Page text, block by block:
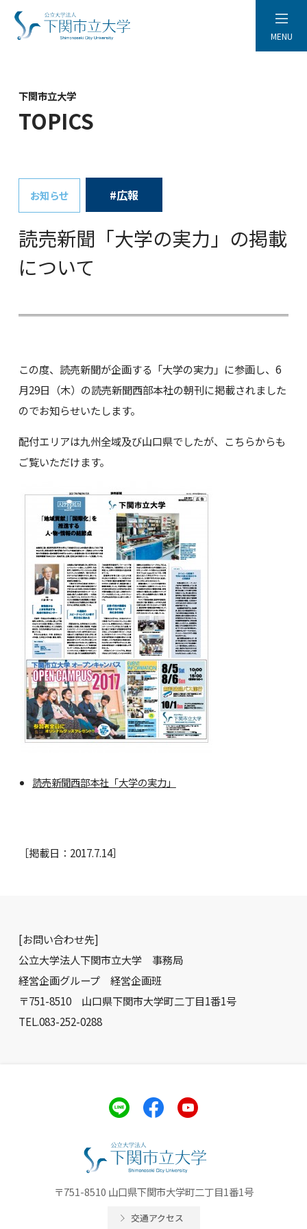
MENU
下関市立大学
TOPICS
お知らせ #広報
読売新聞「大学の実力」の掲載
について
この度、読売新聞が企画する「大学の実力」に参画し、6
月29日（木）の読売新聞西部本社の朝刊に掲載されました
のでお知らせいたします。
配付エリアは九州全域及び山口県でしたが、こちらからも
ご覧いただけます。
読売新聞西部本社「大学の実力」
［掲載日：2017.7.14］
[お問い合わせ先]
公立大学法人下関市立大学 事務局
経営企画グループ 経営企画班
〒751-8510 山口県下関市大学町二丁目1番1号
TEL.083-252-0288
〒751-8510 山口県下関市大学町二丁目1番1号
交通アクセス